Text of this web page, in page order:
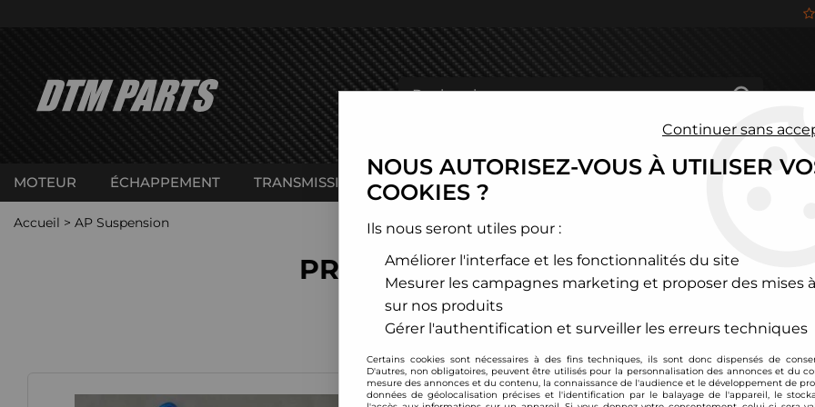
MOTEUR ÉCHAPPEMENT TRANSMISSION CHÂSSIS
Accueil > AP Suspension
PRODUITS DE LA MARQUE AP
12 articles sur 37
Continuer sans
NOUS AUTORISEZ-VOUS À UTILISER
COOKIES ?
Ils nous seront utiles pour :
Améliorer l'interface et les fonctionnalités du site
Mesurer les campagnes marketing et proposer des mises
sur nos produits
Gérer l'authentification et surveiller les erreurs techniques
Certains cookies sont nécessaires à des fins techniques, ils sont donc dispensés de
D'autres, non obligatoires, peuvent être utilisés pour la personnalisation des annonces et du
mesure des annonces et du contenu, la connaissance de l'audience et le développement de
données de géolocalisation précises et l'identification par le balayage de l'appareil, le